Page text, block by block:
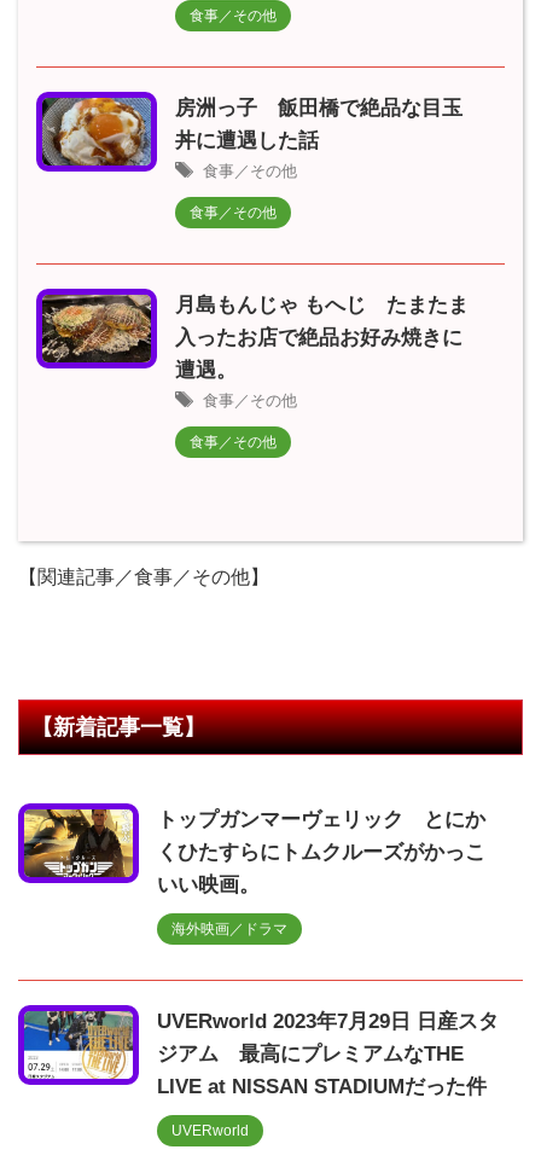
食事／その他
房洲っ子 飯田橋で絶品な目玉
丼に遭遇した話
食事／その他
食事／その他
月島もんじゃ もへじ たまたま
入ったお店で絶品お好み焼きに
遭遇。
食事／その他
食事／その他
【関連記事／食事／その他】
【新着記事一覧】
トップガンマーヴェリック とにか
くひたすらにトムクルーズがかっこ
いい映画。
海外映画／ドラマ
UVERworld 2023年7月29日 日産スタ
ジアム 最高にプレミアムなTHE
LIVE at NISSAN STADIUMだった件
UVERworld